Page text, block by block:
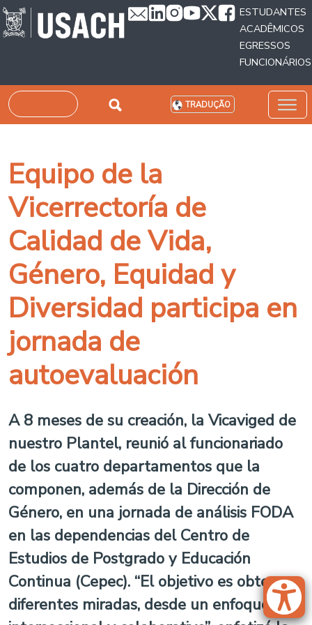
Passar para o conteúdo principal
ESTUDANTES
ACADÊMICOS
EGRESSOS
FUNCIONÁRIOS
Pesquisar TRADUÇÃO
Equipo de la
Vicerrectoría de
Calidad de Vida,
Género, Equidad y
Diversidad participa en
jornada de
autoevaluación
A 8 meses de su creación, la Vicaviged de
nuestro Plantel, reunió al funcionariado
de los cuatro departamentos que la
componen, además de la Dirección de
Género, en una jornada de análisis FODA
en las dependencias del Centro de
Estudios de Postgrado y Educación
Continua (Cepec). “El objetivo es obtener
diferentes miradas, desde un enfoque